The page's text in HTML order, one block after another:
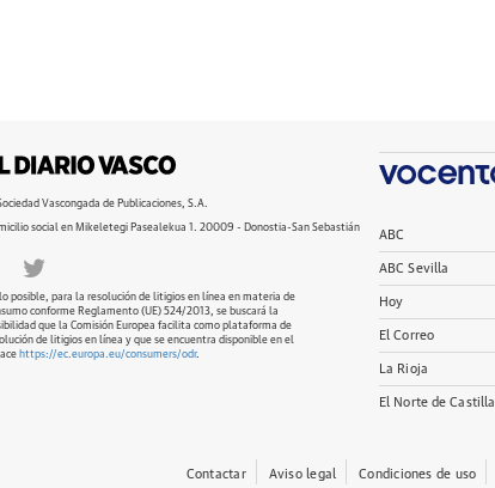
Vascongada de Publicaciones, S.A.
social en Mikeletegi Pasealekua 1. 20009 - Donostia-San Sebastián
lo posible, para la resolución de litigios en línea en materia de
conforme Reglamento (UE) 524/2013, se buscará la
que la Comisión Europea facilita como plataforma de
de litigios en línea y que se encuentra disponible en el
https://ec.europa.eu/consumers/odr.
ABC
ABC Sevilla
Hoy
El Correo
La Rioja
El Norte de Castilla
Contactar Aviso legal Condiciones de uso